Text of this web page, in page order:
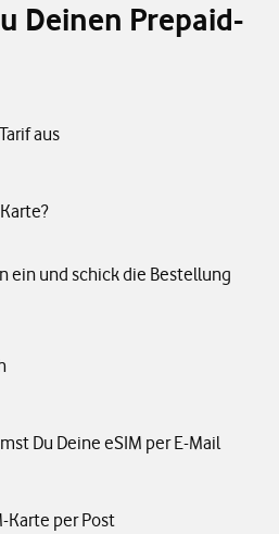
Deinen Prepaid-
aus
ein und schick die Bestellung
Du Deine eSIM per E-Mail
Karte per Post